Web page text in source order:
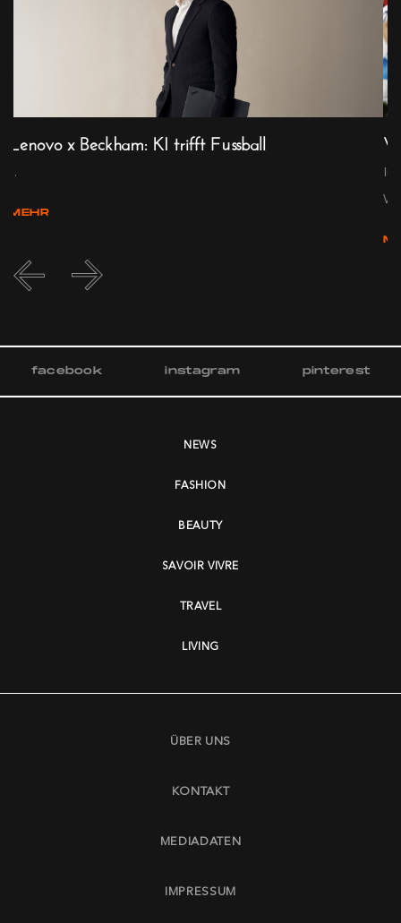
Lenovo x Beckham: KI trifft Fussball
...
MEHR
facebook instagram pinterest
NEWS
FASHION
BEAUTY
SAVOIR VIVRE
TRAVEL
LIVING
ÜBER UNS
KONTAKT
MEDIADATEN
IMPRESSUM